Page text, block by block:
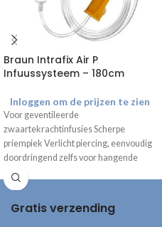
Braun Intrafix Air P
Infuussysteem – 180cm
Inloggen om de prijzen te zien
Voor geventileerde
zwaartekrachtinfusies Scherpe
priempiek Verlicht piercing, eenvoudig
doordringend zelfs voor hangende
containers Leegt zonder residu
Bacterieel goed afgesloten Handige
Gratis verzending